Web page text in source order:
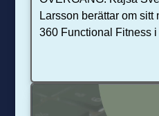
Larsson berättar om sitt
360 Functional Fitness i